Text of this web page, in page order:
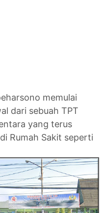
memulai
dari sebuah TPT
yang terus
Rumah Sakit seperti